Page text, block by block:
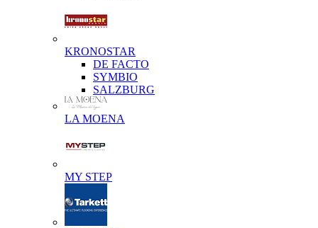
KRONOSTAR
DE FACTO
SYMBIO
SALZBURG
LA MOENA
MY STEP